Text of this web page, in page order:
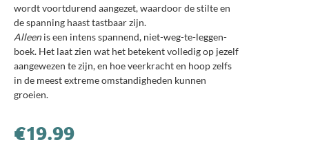
wordt voortdurend aangezet, waardoor de stilte en
de spanning haast tastbaar zijn.
Alleenis een intens spannend, niet-weg-te-leggen-
boek. Het laat zien wat het betekent volledig op jezelf
aangewezen te zijn, en hoe veerkracht en hoop zelfs
in de meest extreme omstandigheden kunnen
groeien.
€19.99